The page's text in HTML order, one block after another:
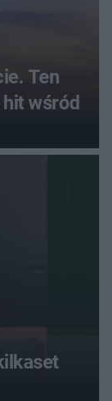
Ten
wśród